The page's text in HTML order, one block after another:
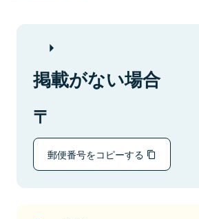
掲載がない場合
郵便番号をコピーする